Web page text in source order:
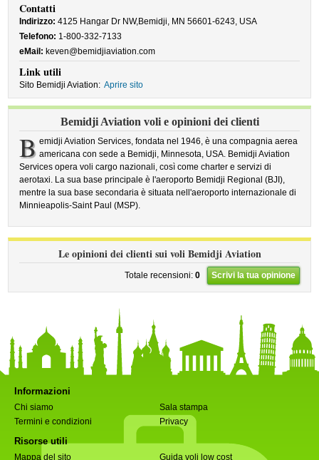
Contatti
Indirizzo: 4125 Hangar Dr NW,Bemidji, MN 56601-6243, USA
Telefono: 1-800-332-7133
eMail: keven@bemidjiaviation.com
Link utili
Sito Bemidji Aviation: Aprire sito
Bemidji Aviation voli e opinioni dei clienti
B emidji Aviation Services, fondata nel 1946, è una compagnia aerea
americana con sede a Bemidji, Minnesota, USA. Bemidji Aviation
Services opera voli cargo nazionali, così come charter e servizi di
aerotaxi. La sua base principale è l'aeroporto Bemidji Regional (BJI),
mentre la sua base secondaria è situata nell'aeroporto internazionale di
Minnieapolis-Saint Paul (MSP).
Le opinioni dei clienti sui voli Bemidji Aviation
Totale recensioni: 0 Scrivi la tua opinione
Informazioni
Chi siamo
Sala stampa
Termini e condizioni
Privacy
Risorse utili
Mappa del sito Guida voli low cost